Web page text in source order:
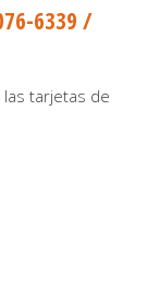
6339 /
tarjetas de